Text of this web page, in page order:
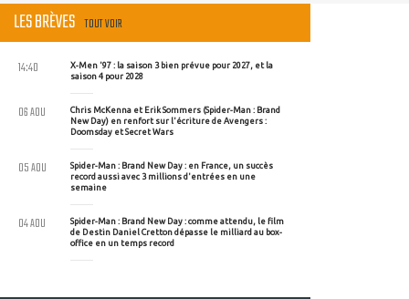
LES BRÈVES TOUT VOIR
X-Men '97 : la saison 3 bien prévue pour 2027, et la
saison 4 pour 2028
14:40
Chris McKenna et Erik Sommers (Spider-Man : Brand
New Day) en renfort sur l'écriture de Avengers :
Doomsday et Secret Wars
06 AOU
Spider-Man : Brand New Day : en France, un succès
record aussi avec 3 millions d'entrées en une
semaine
05 AOU
Spider-Man : Brand New Day : comme attendu, le film
de Destin Daniel Cretton dépasse le milliard au box-
office en un temps record
04 AOU